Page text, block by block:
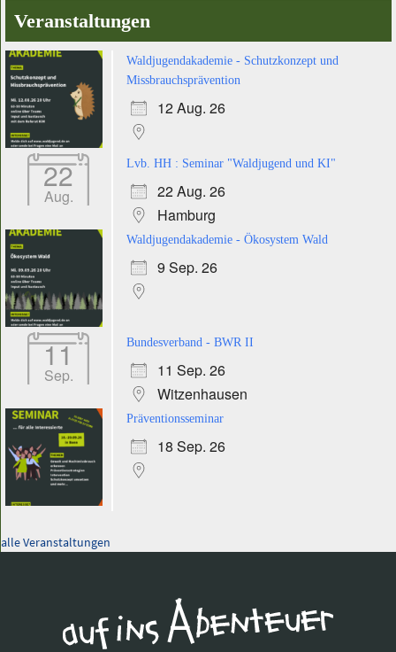
Veranstaltungen
Waldjugendakademie - Schutzkonzept und
Missbrauchsprävention
12 Aug. 26
22
Aug.
Lvb. HH : Seminar "Waldjugend und KI"
22 Aug. 26
Hamburg
Waldjugendakademie - Ökosystem Wald
9 Sep. 26
11
Sep.
Bundesverband - BWR II
11 Sep. 26
Witzenhausen
Präventionsseminar
18 Sep. 26
alle Veranstaltungen